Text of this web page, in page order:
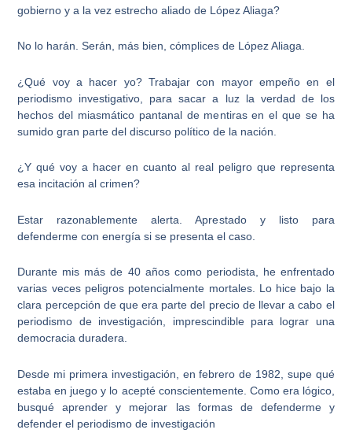
gobierno y a la vez estrecho aliado de López Aliaga?
No lo harán. Serán, más bien, cómplices de López Aliaga.
¿Qué voy a hacer yo? Trabajar con mayor empeño en el
periodismo investigativo, para sacar a luz la verdad de los
hechos del miasmático pantanal de mentiras en el que se ha
sumido gran parte del discurso político de la nación.
¿Y qué voy a hacer en cuanto al real peligro que representa
esa incitación al crimen?
Estar razonablemente alerta. Aprestado y listo para
defenderme con energía si se presenta el caso.
Durante mis más de 40 años como periodista , he enfrentado
varias veces peligros potencialmente mortales. Lo hice bajo la
clara percepción de que era parte del precio de llevar a cabo el
periodismo de investigación, imprescindible para lograr una
democracia duradera.
Desde mi primera investigación, en febrero de 1982, supe qué
estaba en juego y lo acepté conscientemente. Como era lógico,
busqué aprender y mejorar las formas de defenderme y
defender el periodismo de investigación